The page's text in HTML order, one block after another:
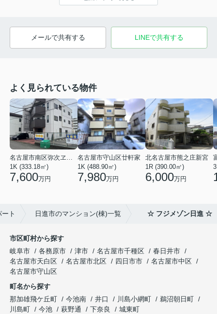
メールで共有する LINEで共有する
よく見られている物件
名古屋市南区弥次ヱ町４丁目
1K (333.18㎡)
7,600万円
名古屋市守山区廿軒家
1K (488.90㎡)
7,980万円
北名古屋市熊之庄新宮
1R (390.00㎡)
6,000万円
ト 日進市のマンション(棟)一覧 ☆ フジメゾン日進 ☆
市区町村から探す
岐阜市
各務原市 津市 名古屋市千種区
春日井市
名古屋市天白区
名古屋市北区 四日市市
名古屋市中区
名古屋市守山区
町名から探す
那加雄飛ケ丘町
今池南 井口 川島小網町
鵜沼朝日町
川島町
今池 萩野通 下奈良
城東町